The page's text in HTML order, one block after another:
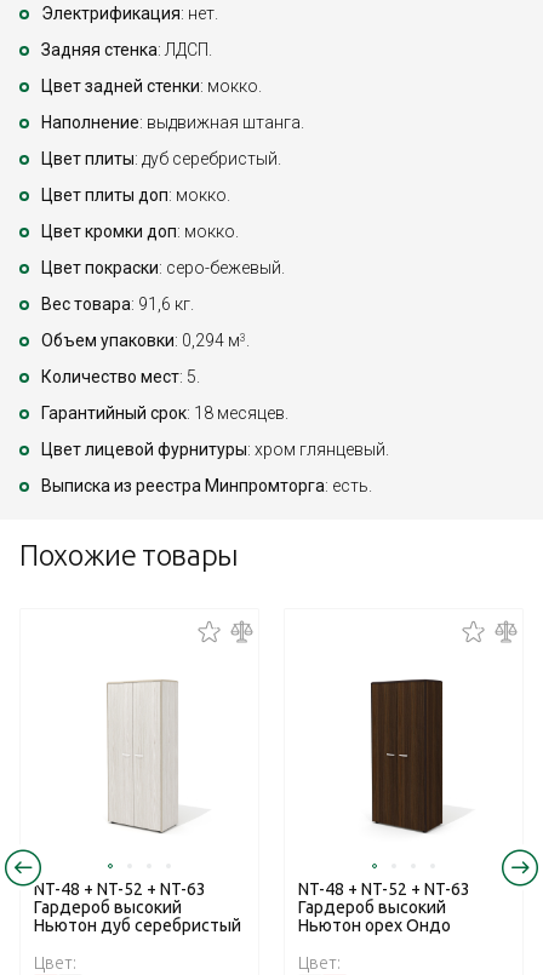
Электрификация: нет.
Задняя стенка: ЛДСП.
Цвет задней стенки: мокко.
Наполнение: выдвижная штанга.
Цвет плиты: дуб серебристый.
Цвет плиты доп: мокко.
Цвет кромки доп: мокко.
Цвет покраски: серо-бежевый.
Вес товара: 91,6 кг.
Объем упаковки: 0,294 м3 .
Количество мест: 5.
Гарантийный срок: 18 месяцев.
Цвет лицевой фурнитуры: хром глянцевый.
Выписка из реестра Минпромторга: есть.
Похожие товары
NT-48 + NT-52 + NT-63
Гардероб высокий
Ньютон дуб серебристый
Цвет:
NT-48 + NT-52 + NT-63
Гардероб высокий
Ньютон орех Ондо
Цвет: